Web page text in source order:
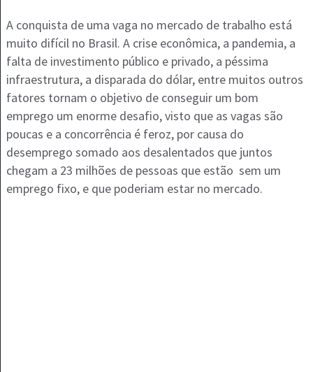
A conquista de uma vaga no mercado de trabalho está
muito difícil no Brasil. A crise econômica, a pandemia, a
falta de investimento público e privado, a péssima
infraestrutura, a disparada do dólar, entre muitos outros
fatores tornam o objetivo de conseguir um bom
emprego um enorme desafio, visto que as vagas são
poucas e a concorrência é feroz, por causa do
desemprego somado aos desalentados que juntos
chegam a 23 milhões de pessoas que estão sem um
emprego fixo, e que poderiam estar no mercado.